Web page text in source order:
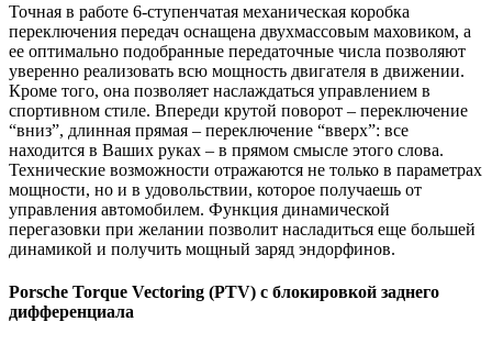
Точная в работе 6-ступенчатая механическая коробка
переключения передач оснащена двухмассовым маховиком, а
ее оптимально подобранные передаточные числа позволяют
уверенно реализовать всю мощность двигателя в движении.
Кроме того, она позволяет наслаждаться управлением в
спортивном стиле. Впереди крутой поворот – переключение
“вниз”, длинная прямая – переключение “вверх”: все
находится в Ваших руках – в прямом смысле этого слова.
Технические возможности отражаются не только в параметрах
мощности, но и в удовольствии, которое получаешь от
управления автомобилем. Функция динамической
перегазовки при желании позволит насладиться еще большей
динамикой и получить мощный заряд эндорфинов.
Porsche Torque Vectoring (PTV) с блокировкой заднего
дифференциала